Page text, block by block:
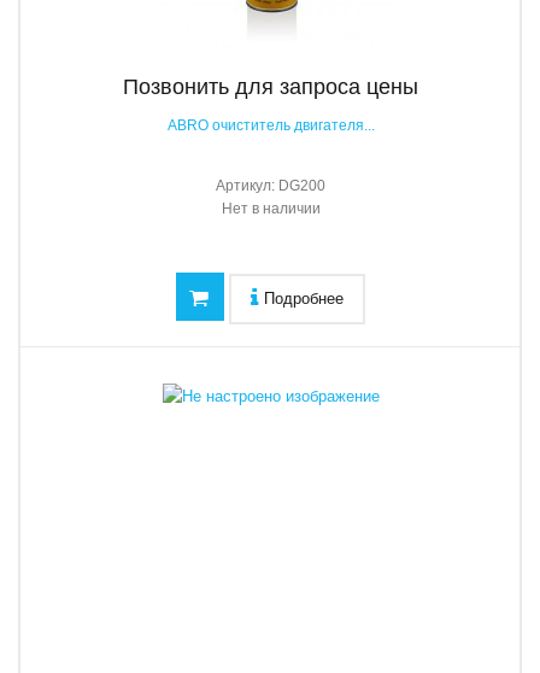
Позвонить для запроса цены
ABRO очиститель двигателя...
Артикул: DG200
Нет в наличии
Подробнее